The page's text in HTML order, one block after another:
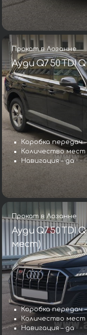
Прокат в Лозанне
Ауди Q7 50 TDI
Коробка передач
Количество мест
Навигация – да
Прокат в Лозанне
Ауди Q7 50 TDI
мест)
Коробка передач
Количество мест
Навигация – да